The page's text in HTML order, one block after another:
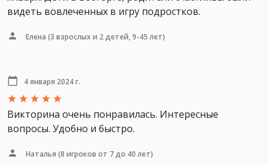
видеть вовлеченных в игру подростков.
Елена (3 взрослых и 2 детей, 9-45 лет)
4 января 2024 г.
Викторина очень понравилась. Интересные
вопросы. Удобно и быстро.
Наталья (8 игроков от 7 до 40 лет)